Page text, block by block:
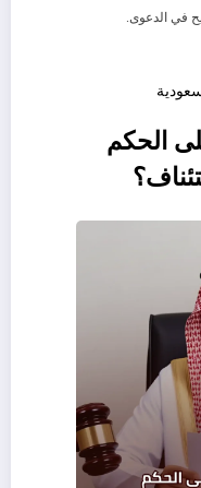
في الدعوى.
الحكم